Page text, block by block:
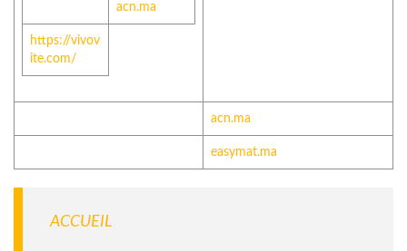
acn.ma
https://vivov
ite.com/
acn.ma
easymat.ma
ACCUEIL